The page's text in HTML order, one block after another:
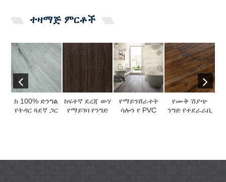
ተዛማጅ ምርቶች
ከ 100% ድንግል
የትዳር ጓደኛ ጋር
ከፍተኛ ደረጃ ውሃ
የማይገባ የንግድ
የማይንሸራተት
ሳሎን የ PVC
የሙቅ ሽያጭ
ንግድ የተደራራቢ